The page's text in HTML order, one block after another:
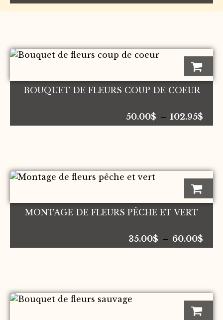
BOUQUET DE FLEURS COUP DE COEUR
50.00$ – 102.95$
de
Ce
a
plusieurs
options
choisies
sur
page
MONTAGE DE FLEURS PÊCHE ET VERT
35.00$ – 60.00$
de
Ce
a
plusieurs
options
choisies
sur